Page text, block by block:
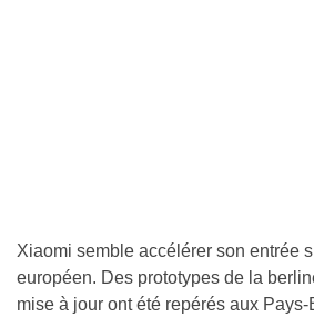
Xiaomi semble accélérer son entrée
européen. Des prototypes de la
mise à jour ont été repérés aux